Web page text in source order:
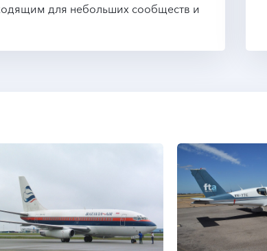
для небольших сообществ и